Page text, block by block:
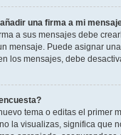
una firma a mi
a sus mensajes debe
mensaje. Puede asignar
los mensajes, debe
tema o editas el primer
la visualizas, significa que